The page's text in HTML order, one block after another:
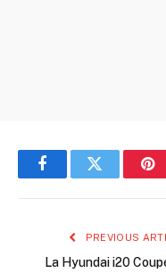
FacebookTwitter
PREVIOUS
La Hyundai i20